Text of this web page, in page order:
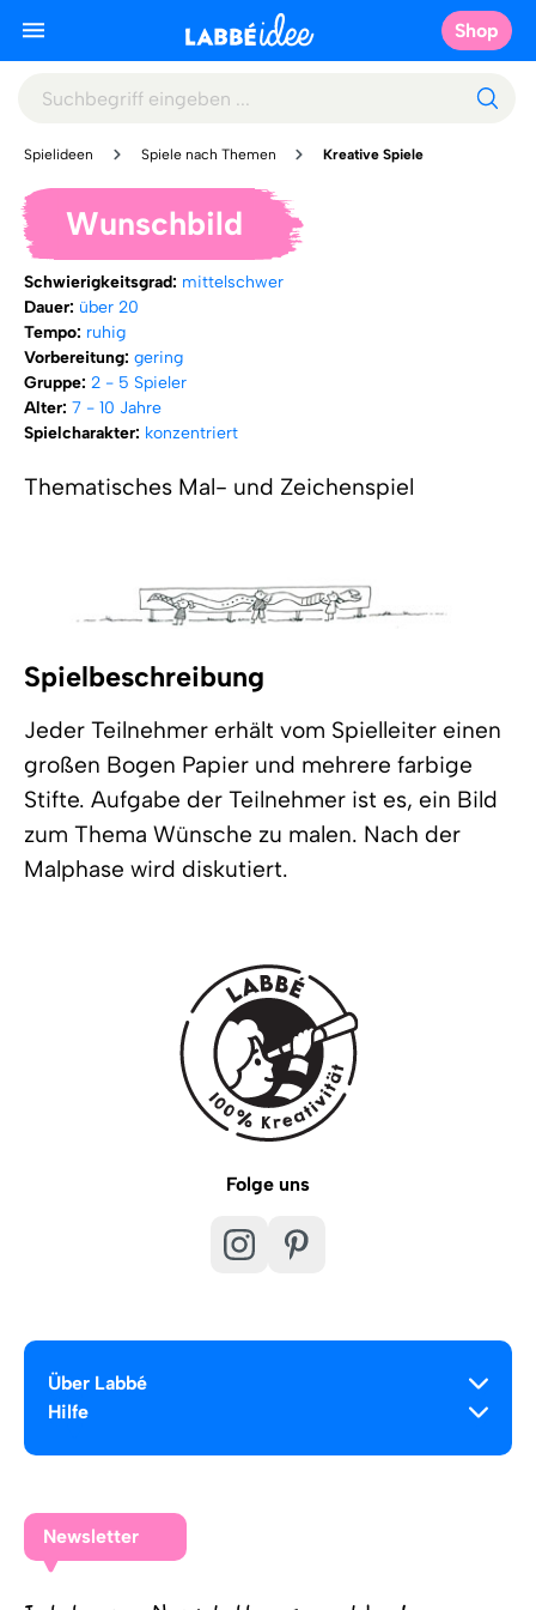
Shop
Spielideen Spiele nach Themen Kreative Spiele
Wunschbild
Schwierigkeitsgrad: mittelschwer
Dauer: über 20
Tempo: ruhig
Vorbereitung: gering
Gruppe: 2 - 5 Spieler
Alter: 7 - 10 Jahre
Spielcharakter: konzentriert
Thematisches Mal- und Zeichenspiel
Spielbeschreibung
Jeder Teilnehmer erhält vom Spielleiter einen
großen Bogen Papier und mehrere farbige
Stifte. Aufgabe der Teilnehmer ist es, ein Bild
zum Thema Wünsche zu malen. Nach der
Malphase wird diskutiert.
Folge uns
Über Labbé
Hilfe
Newsletter